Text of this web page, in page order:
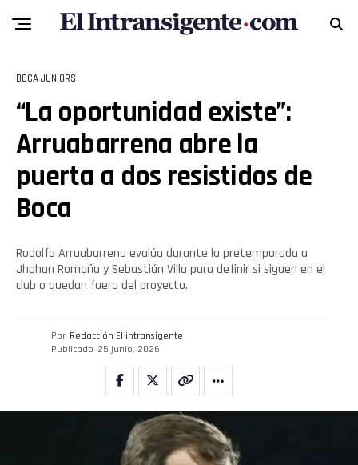
BOCA JUNIORS
“La oportunidad existe”:
Arruabarrena abre la
puerta a dos resistidos de
Boca
Rodolfo Arruabarrena evalúa durante la pretemporada a
Jhohan Romaña y Sebastián Villa para definir si siguen en el
club o quedan fuera del proyecto.
Por Redacción El intransigente
Publicado 25 junio, 2026
Flipboard
Pinterest